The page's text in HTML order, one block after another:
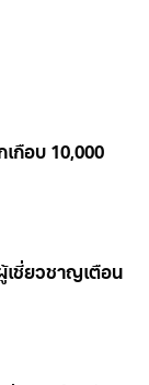
กือบ 10,000
เชี่ยวชาญเตือน